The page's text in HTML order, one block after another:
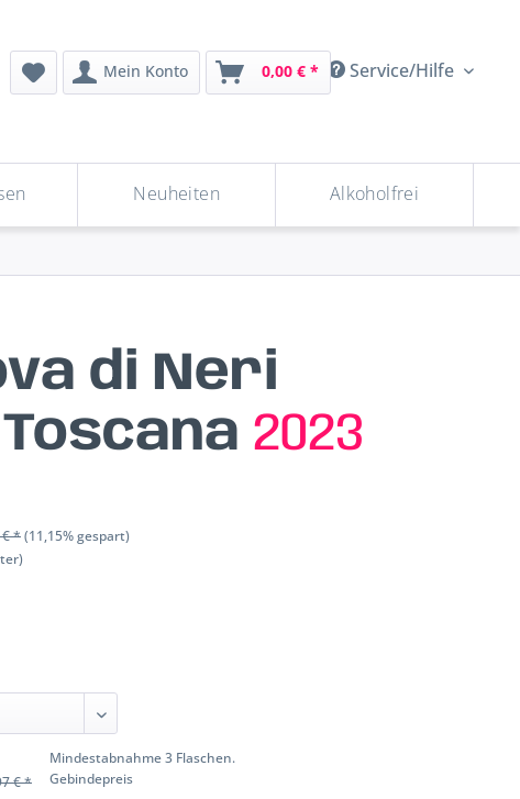
Service/Hilfe
Mein Konto 0,00 € *
Neuheiten Alkoholfrei
di Neri
2023
€ *(11,15% gespart)
Mindestabnahme 3 Flaschen.
Gebindepreis
€ *